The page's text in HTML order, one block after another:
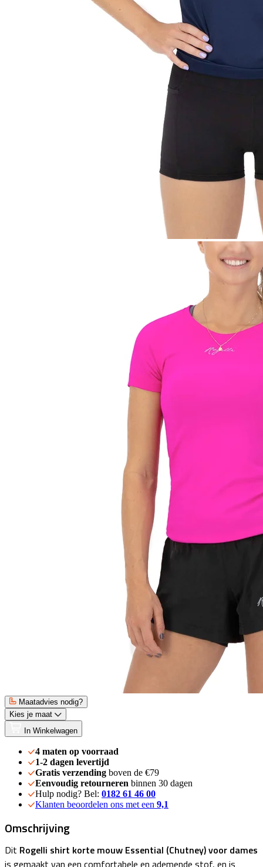
Maatadvies nodig?
Kies je maat
In Winkelwagen
4 maten op voorraad
1-2 dagen levertijd
Gratis verzending boven de €79
Eenvoudig retourneren binnen 30 dagen
Hulp nodig? Bel: 0182 61 46 00
Klanten beoordelen ons met een 9,1
Omschrijving
Dit Rogelli shirt korte mouw Essential (Chutney) voor dames
is gemaakt van een comfortabele en ademende stof, en is